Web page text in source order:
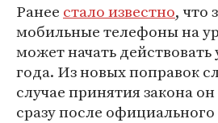
Ранее стало известно, что
мобильные телефоны на
может начать действовать
года. Из новых поправок
случае принятия закона
сразу после